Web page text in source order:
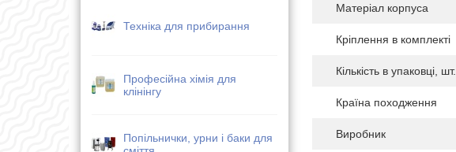
Техніка для прибирання
Професійна хімія для
клінінгу
Попільнички, урни і баки для
Матеріал корпуса
Кріплення в комплекті
Кількість в упаковці, шт.
Країна походження
Виробник